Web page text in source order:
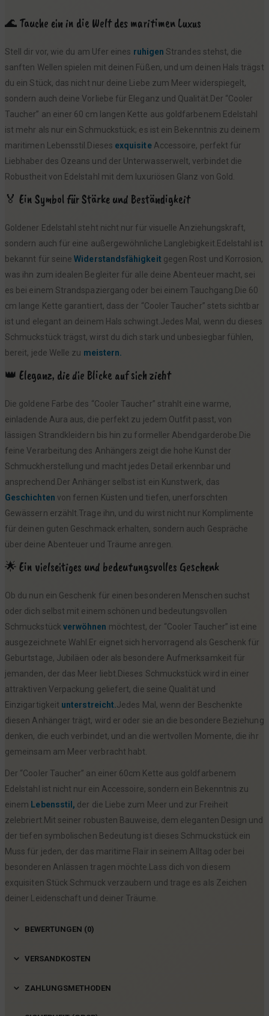
r
1
9
,
9
9
€
9
€
.
🌊 Tauche ein in die Welt des maritimen Luxus
Stell dir vor, wie du am Ufer eines ruhigen Strandes stehst, die
sanften Wellen spielen mit deinen Füßen, und um deinen Hals trägst
du ein Stück, das nicht nur deine Liebe zum Meer widerspiegelt,
sondern auch deine Vorliebe für Eleganz und Qualität.Der “Cooler
Taucher” an einer 60 cm langen Kette aus goldfarbenem Edelstahl
ist mehr als nur ein Schmuckstück; es ist ein Bekenntnis zu deinem
maritimen Lebensstil.Dieses exquisiteAccessoire, perfekt für
Liebhaber des Ozeans und der Unterwasserwelt, verbindet die
Robustheit von Edelstahl mit dem luxuriösen Glanz von Gold.
🏅 Ein Symbol für Stärke und Beständigkeit
Goldener Edelstahl steht nicht nur für visuelle Anziehungskraft,
sondern auch für eine außergewöhnliche Langlebigkeit.Edelstahl ist
bekannt für seineWiderstandsfähigkeit gegen Rost und Korrosion,
was ihn zum idealen Begleiter für alle deine Abenteuer macht, sei
es bei einem Strandspaziergang oder bei einem Tauchgang.Die 60
cm lange Kette garantiert, dass der “Cooler Taucher” stets sichtbar
ist und elegant an deinem Hals schwingt.Jedes Mal, wenn du dieses
Schmuckstück trägst, wirst du dich stark und unbesiegbar fühlen,
bereit, jede Welle zu meistern.
👑 Eleganz, die die Blicke auf sich zieht
Die goldene Farbe des “Cooler Taucher” strahlt eine warme,
einladende Aura aus, die perfekt zu jedem Outfit passt, von
lässigen Strandkleidern bis hin zu formeller Abendgarderobe.Die
feine Verarbeitung des Anhängers zeigt die hohe Kunst der
Schmuckherstellung und macht jedes Detail erkennbar und
ansprechend.Der Anhänger selbst ist ein Kunstwerk, das
Geschichten von fernen Küsten und tiefen, unerforschten
Gewässern erzählt.Trage ihn, und du wirst nicht nur Komplimente
für deinen guten Geschmack erhalten, sondern auch Gespräche
über deine Abenteuer und Träume anregen.
🌟 Ein vielseitiges und bedeutungsvolles Geschenk
Ob du nun ein Geschenk für einen besonderen Menschen suchst
oder dich selbst mit einem schönen und bedeutungsvollen
Schmuckstück verwöhnen möchtest, der “Cooler Taucher” ist eine
ausgezeichnete Wahl.Er eignet sich hervorragend als Geschenk für
Geburtstage, Jubiläen oder als besondere Aufmerksamkeit für
jemanden, der das Meer liebt.Dieses Schmuckstück wird in einer
attraktiven Verpackung geliefert, die seine Qualität und
Einzigartigkeit unterstreicht.Jedes Mal, wenn der Beschenkte
diesen Anhänger trägt, wird er oder sie an die besondere Beziehung
denken, die euch verbindet, und an die wertvollen Momente, die ihr
gemeinsam am Meer verbracht habt.
Der “Cooler Taucher” an einer 60cm Kette aus goldfarbenem
Edelstahl ist nicht nur ein Accessoire, sondern ein Bekenntnis zu
einem Lebensstil, der die Liebe zum Meer und zur Freiheit
zelebriert.Mit seiner robusten Bauweise, dem eleganten Design und
der tiefen symbolischen Bedeutung ist dieses Schmuckstück ein
Muss für jeden, der das maritime Flair in seinem Alltag oder bei
besonderen Anlässen tragen möchte.Lass dich von diesem
exquisiten Stück Schmuck verzaubern und trage es als Zeichen
deiner Leidenschaft und deiner Träume.
BEWERTUNGEN (0)
VERSANDKOSTEN
ZAHLUNGSMETHODEN